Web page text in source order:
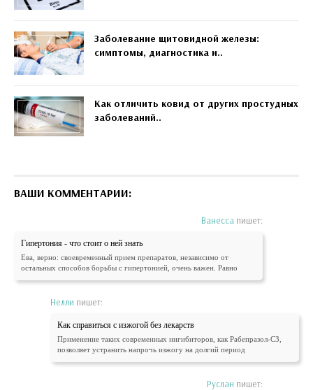
Заболевание щитовидной железы:
симптомы, диагностика и..
Как отличить ковид от других простудных
заболеваний..
ВАШИ КОММЕНТАРИИ:
Ванесса пишет:
Гипертония - что стоит о ней знать
Ева, верно: своевременный прием препаратов, независимо от
остальных способов борьбы с гипертонией, очень важен. Равно
Нелли пишет:
Как справиться с изжогой без лекарств
Применение таких современных ингибиторов, как Рабепразол-СЗ,
позволяет устранить напрочь изжогу на долгий период
Руслан пишет: